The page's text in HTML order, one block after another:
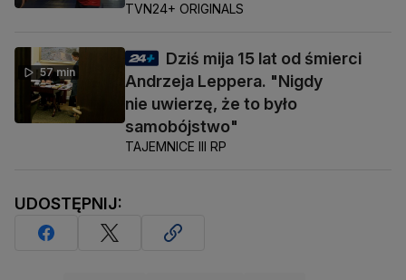
TVN24+ ORIGINALS
57 min
Dziś mija 15 lat od śmierci
Andrzeja Leppera. "Nigdy
nie uwierzę, że to było
samobójstwo"
TAJEMNICE III RP
UDOSTĘPNIJ: